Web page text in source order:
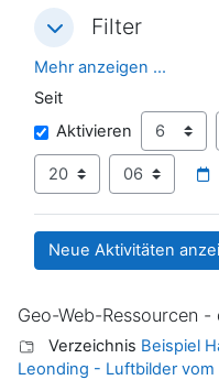
Filter
Filter Filter
Mehr anzeigen ...
Seit
SeitAktivieren Tag
Stunde Minute
Geo-Web-Ressourcen
Verzeichnis Beispiel
Leonding - Luftbilder